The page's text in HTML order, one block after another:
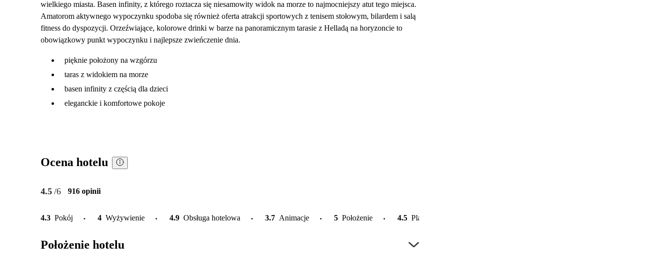
wielkiego miasta. Basen infinity, z którego roztacza się niesamowity widok na morze to najmocniejszy atut tego miejsca.
Amatorom aktywnego wypoczynku spodoba się również oferta atrakcji sportowych z tenisem stołowym, bilardem i salą
fitness do dyspozycji. Orzeźwiające, kolorowe drinki w barze na panoramicznym tarasie z Helladą na horyzoncie to
obowiązkowy punkt wypoczynku i najlepsze zwieńczenie dnia.
pięknie położony na wzgórzu
taras z widokiem na morze
basen infinity z częścią dla dzieci
eleganckie i komfortowe pokoje
Ocena hotelu
4.5 /6 916 opinii
4.3 Pokój 4 Wyżywienie 4.9 Obsługa hotelowa 3.7 Animacje 5 Położenie 4.5 Plaża
Położenie hotelu